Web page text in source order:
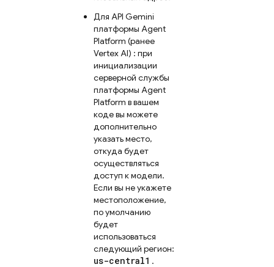
Для API Gemini
платформы Agent
Platform (ранее
Vertex AI) : при
инициализации
серверной службы
платформы Agent
Platform в вашем
коде вы можете
дополнительно
указать место,
откуда будет
осуществляться
доступ к модели.
Если вы не укажете
местоположение,
по умолчанию
будет
использоваться
следующий регион:
us-central1 .